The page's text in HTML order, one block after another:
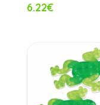
6.22€